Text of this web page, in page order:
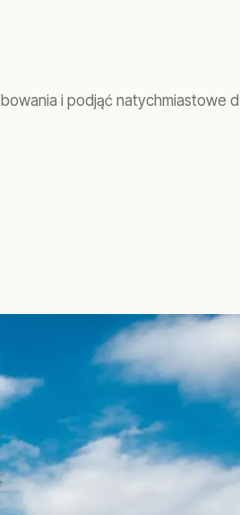
i podjąć natychmiastowe